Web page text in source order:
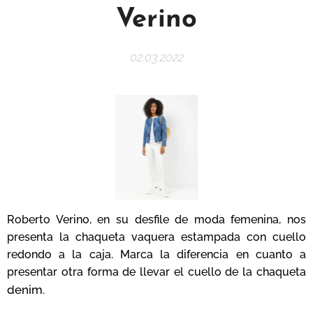
Verino
02.03.2022
Roberto Verino, en su desfile de moda femenina, nos
presenta la chaqueta vaquera estampada con cuello
redondo a la caja. Marca la diferencia en cuanto a
presentar otra forma de llevar el cuello de la chaqueta
denim.